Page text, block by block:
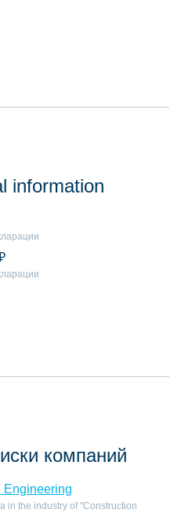
information
компаний
Engineering
in the industry of "Construction